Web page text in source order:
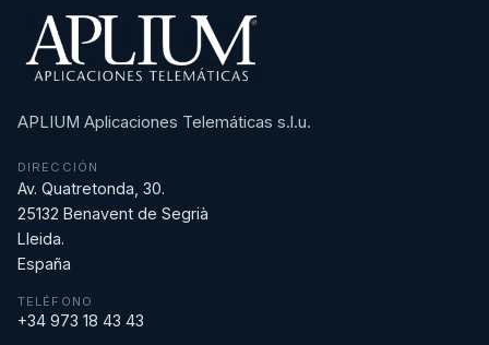
APLIUM Aplicaciones Telemáticas s.l.u.
DIRECCIÓN
Av. Quatretonda, 30.
25132 Benavent de Segrià
Lleida.
España
TELÉFONO
+34 973 18 43 43